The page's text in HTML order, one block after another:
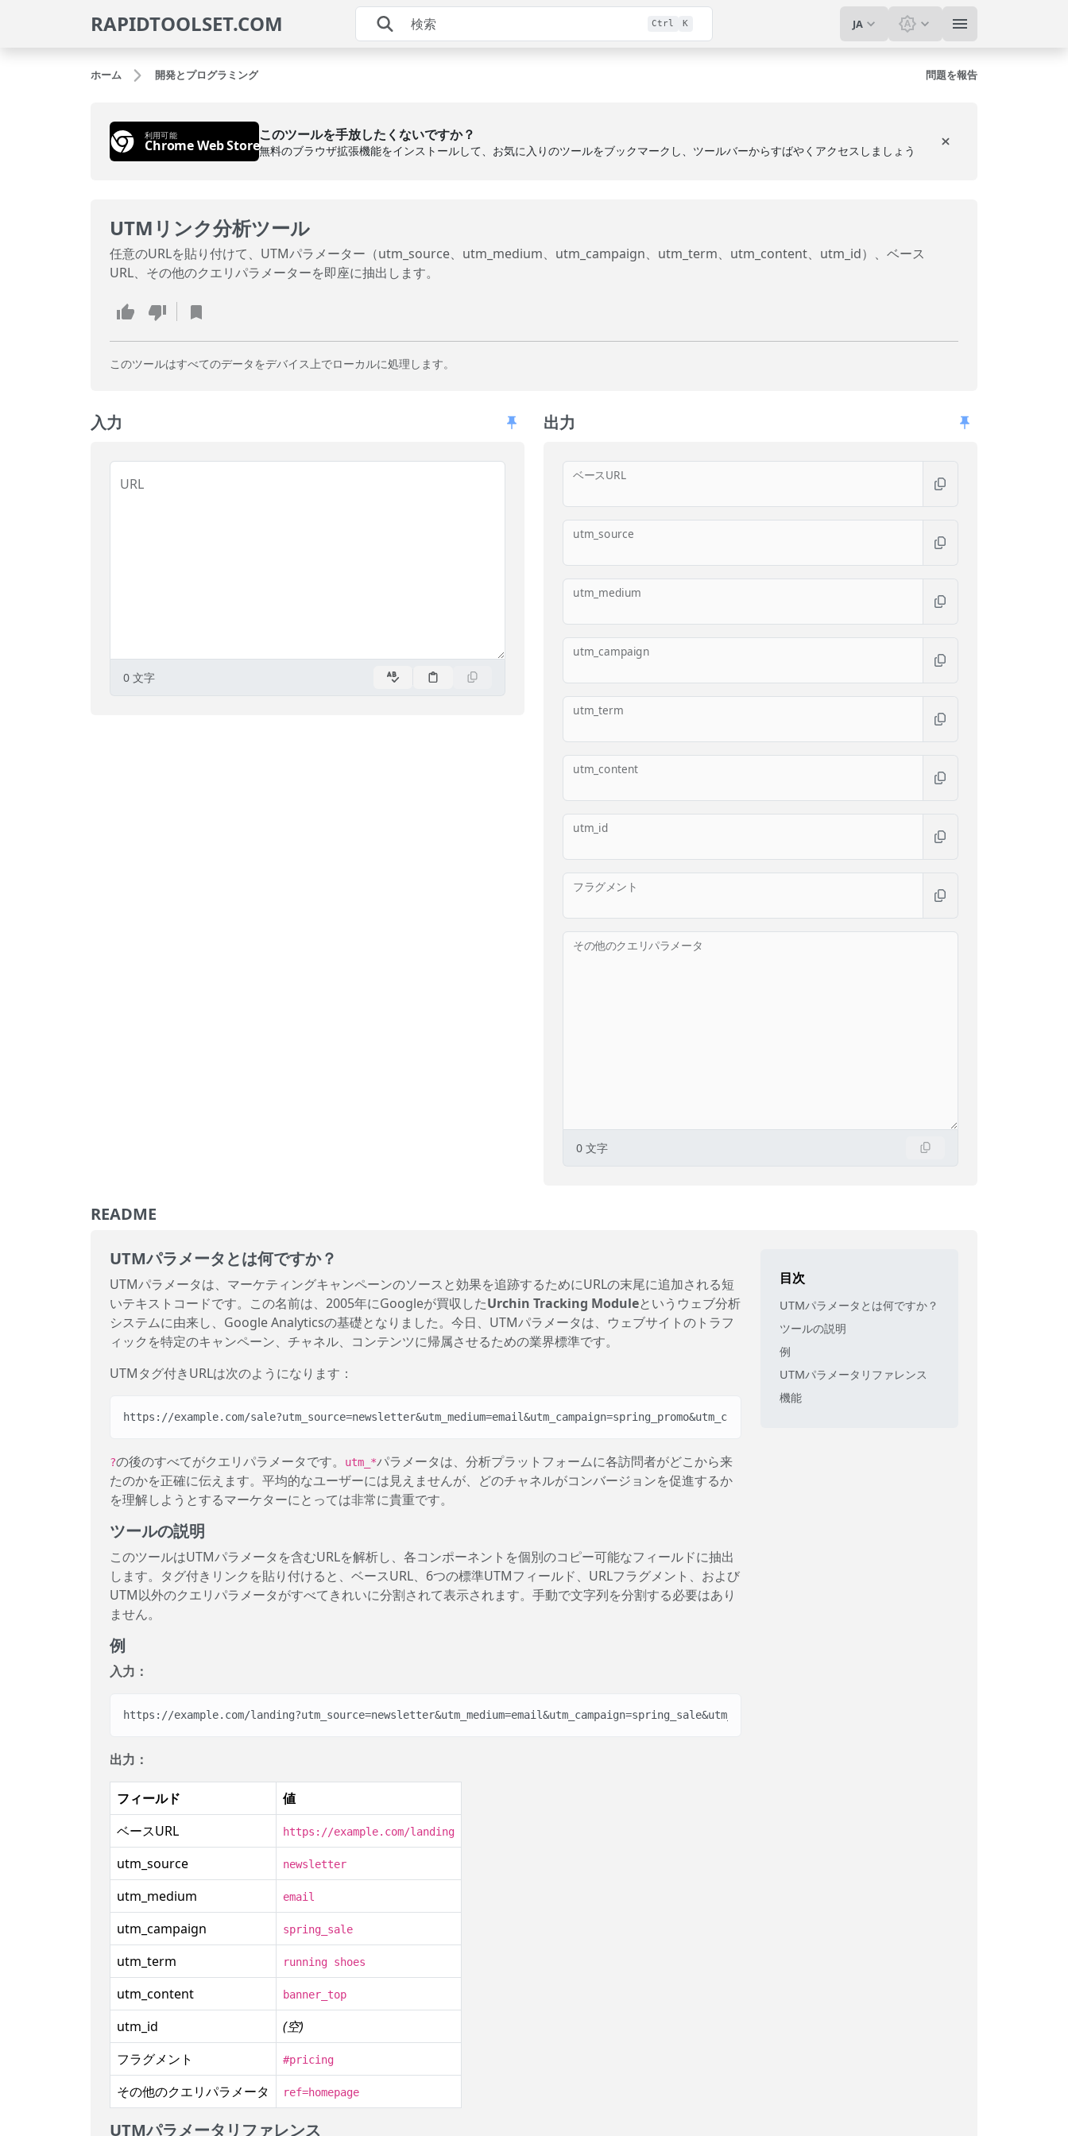
RAPIDTOOLSET.COM Ctrl K JA テーマを切り替え: システ
ホーム 開発とプログラミング 問題を報告
利用可能
Chrome Web Store
このツールを手放したくないですか？
無料のブラウザ拡張機能をインストールして、お気に入りのツールをブックマークし、ツールバーからすばやくアクセスしましょう
UTMリンク分析ツール
任意のURLを貼り付けて、UTMパラメーター（utm_source、utm_medium、utm_campaign、utm_term、utm_content、utm_id）、ベース
URL、その他のクエリパラメーターを即座に抽出します。
このツールはすべてのデータをデバイス上でローカルに処理します。
入力
URL
0 文字
出力
ベースURL
utm_source
utm_medium
utm_campaign
utm_term
utm_content
utm_id
フラグメント
その他のクエリパラメータ
0 文字
README
UTMパラメータとは何ですか？
UTMパラメータは、マーケティングキャンペーンのソースと効果を追跡するためにURLの末尾に追加される短
いテキストコードです。この名前は、2005年にGoogleが買収したUrchin Tracking Moduleというウェブ分析
システムに由来し、Google Analyticsの基礎となりました。今日、UTMパラメータは、ウェブサイトのトラフ
ィックを特定のキャンペーン、チャネル、コンテンツに帰属させるための業界標準です。
UTMタグ付きURLは次のようになります：
https://example.com/sale?utm_source=newsletter&utm_medium=email&utm_campaign=spring_promo&utm_content=hero_button
?の後のすべてがクエリパラメータです。 utm_*パラメータは、分析プラットフォームに各訪問者がどこから来
たのかを正確に伝えます。平均的なユーザーには見えませんが、どのチャネルがコンバージョンを促進するか
を理解しようとするマーケターにとっては非常に貴重です。
ツールの説明
このツールはUTMパラメータを含むURLを解析し、各コンポーネントを個別のコピー可能なフィールドに抽出
します。タグ付きリンクを貼り付けると、ベースURL、6つの標準UTMフィールド、URLフラグメント、および
UTM以外のクエリパラメータがすべてきれいに分割されて表示されます。手動で文字列を分割する必要はあり
ません。
例
入力：
https://example.com/
出力：
フィールド
値
ベースURL
https://example.com/landing
utm_source newsletter
utm_medium email
utm_campaign spring_sale
utm_term running shoes
utm_content banner_top
utm_id
(空)
フラグメント
#pricing
その他のクエリパラメータ ref=homepage
UTMパラメータリファレンス
目次
UTMパラメータとは何ですか？
ツールの説明
例
UTMパラメータリファレンス
機能